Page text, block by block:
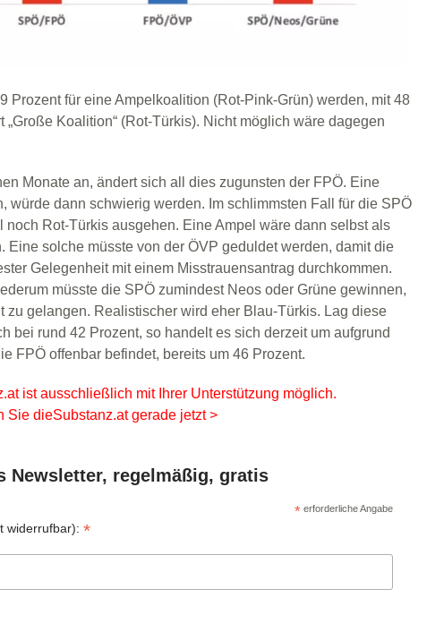
Prozent für eine Ampelkoalition (Rot-Pink-Grün) werden, mit 48
„Große Koalition“ (Rot-Türkis). Nicht möglich wäre dagegen
Monate an, ändert sich all dies zugunsten der FPÖ. Eine
würde dann schwierig werden. Im schlimmsten Fall für die SPÖ
noch Rot-Türkis ausgehen. Eine Ampel wäre dann selbst als
Eine solche müsste von der ÖVP geduldet werden, damit die
Gelegenheit mit einem Misstrauensantrag durchkommen.
müsste die SPÖ zumindest Neos oder Grüne gewinnen,
zu gelangen. Realistischer wird eher Blau-Türkis. Lag diese
bei rund 42 Prozent, so handelt es sich derzeit um aufgrund
FPÖ offenbar befindet, bereits um 46 Prozent.
ist ausschließlich mit Ihrer Unterstützung möglich.
Sie dieSubstanz.at gerade jetzt >
Newsletter, regelmäßig, gratis
* erforderliche Angabe
widerrufbar):*